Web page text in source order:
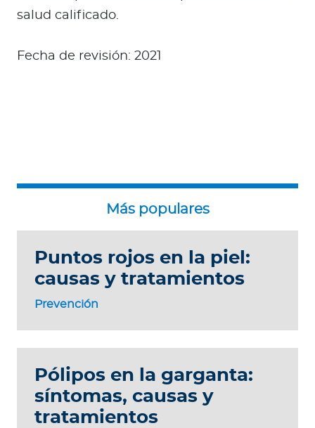
salud calificado.
Fecha de revisión: 2021
Prevención
Puntos rojos en la piel:
causas y tratamientos
Pólipos en la garganta:
síntomas, causas y
tratamientos